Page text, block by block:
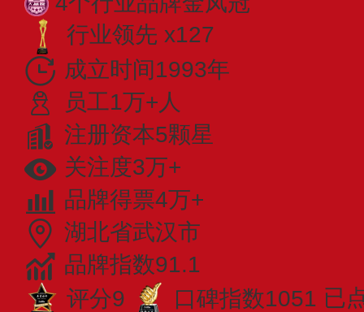
行业领先 x127
成立时间1993年
员工1万+人
注册资本5颗星
关注度3万+
品牌得票4万+
湖北省武汉市
品牌指数91.1
评分9
口碑指数1051 已